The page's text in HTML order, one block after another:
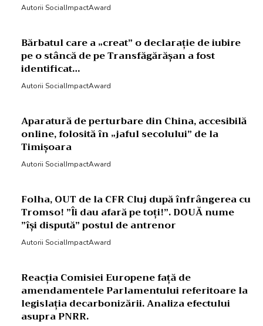
Autorii SocialImpactAward
Bărbatul care a „creat” o declarație de iubire
pe o stâncă de pe Transfăgărășan a fost
identificat…
Autorii SocialImpactAward
Aparatură de perturbare din China, accesibilă
online, folosită în „jaful secolului” de la
Timișoara
Autorii SocialImpactAward
Folha, OUT de la CFR Cluj după înfrângerea cu
Tromso! ”Îi dau afară pe toți!”. DOUĂ nume
”își dispută” postul de antrenor
Autorii SocialImpactAward
Reacția Comisiei Europene față de
amendamentele Parlamentului referitoare la
legislația decarbonizării. Analiza efectului
asupra PNRR.